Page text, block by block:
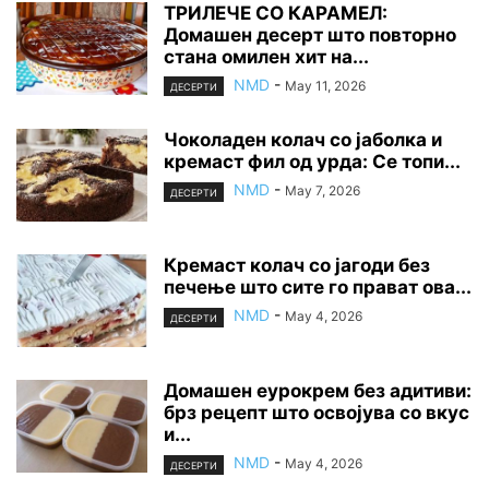
ТРИЛЕЧЕ СО КАРАМЕЛ:
Домашен десерт што повторно
стана омилен хит на...
ДЕСЕРТИ NMD - May 11, 2026
Чоколаден колач со јаболка и
кремаст фил од урда: Се топи...
ДЕСЕРТИ NMD - May 7, 2026
Кремаст колач со јагоди без
печење што сите го прават ова...
ДЕСЕРТИ NMD - May 4, 2026
Домашен еурокрем без адитиви:
брз рецепт што освојува со вкус
и...
ДЕСЕРТИ NMD - May 4, 2026